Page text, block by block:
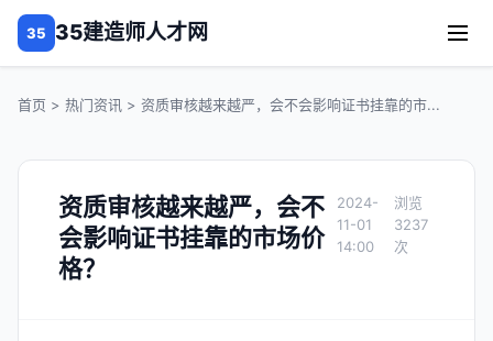
35 35建造师人才网
首页 > 热门资讯 > 资质审核越来越严，会不会影响证书挂靠的市...
资质审核越来越严，会不
会影响证书挂靠的市场价
格？
2024-
11-01
14:00
3237